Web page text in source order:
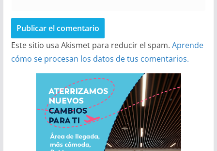
Este sitio usa Akismet para reducir el spam. Aprende
cómo se procesan los datos de tus comentarios.